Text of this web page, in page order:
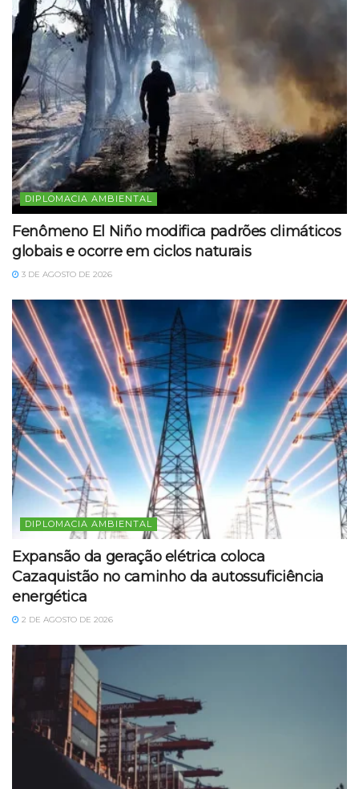
DIPLOMACIA AMBIENTAL
Fenômeno El Niño modifica padrões climáticos
globais e ocorre em ciclos naturais
3 DE AGOSTO DE 2026
DIPLOMACIA AMBIENTAL
Expansão da geração elétrica coloca
Cazaquistão no caminho da autossuficiência
energética
2 DE AGOSTO DE 2026